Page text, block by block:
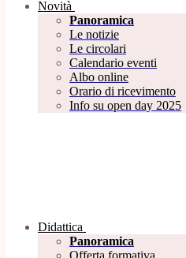
Novità
Panoramica
Le notizie
Le circolari
Calendario eventi
Albo online
Orario di ricevimento
Info su open day 2025
Didattica
Panoramica